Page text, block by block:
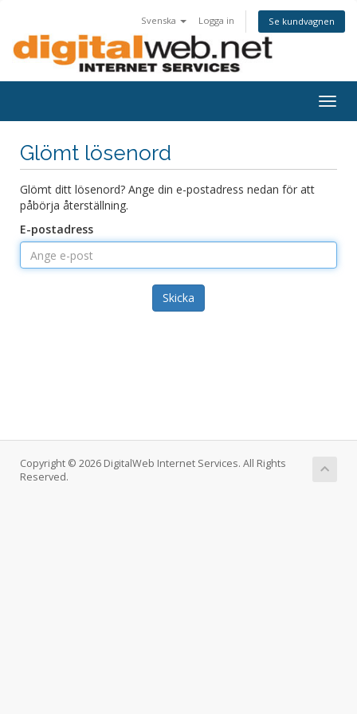
Svenska Logga in Se kundvagnen
Glömt lösenord
Glömt ditt lösenord? Ange din e-postadress nedan för att
påbörja återställning.
E-postadress
Skicka
Copyright © 2026 DigitalWeb Internet Services. All Rights
Reserved.